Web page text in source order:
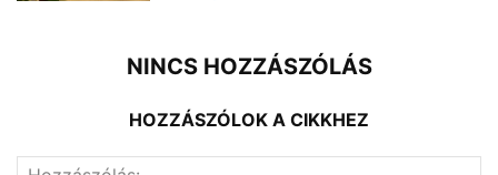
NINCS HOZZÁSZÓLÁS
HOZZÁSZÓLOK A CIKKHEZ